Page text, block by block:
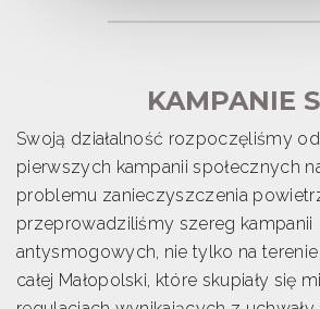
KAMPANIE
Swoją działalność rozpoczęliśmy
pierwszych kampanii społecznych
problemu zanieczyszczenia
przeprowadziliśmy szereg kampanii
antysmogowych, nie tylko na terenie
całej Małopolski, które skupiały się